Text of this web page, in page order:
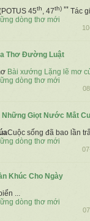
45th, 47th) ** Tác
dòng thơ mới
Thơ Đường Luật
Bài xướng Lặng lẽ mơ
dòng thơ mới
Những Giọt Nước Mắt
Cuộc sống đã bao lần
dòng thơ mới
Khúc Cho Ngày
...
dòng thơ mới